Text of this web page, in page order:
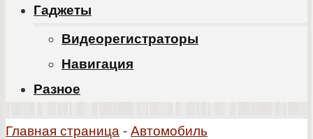
Гаджеты
Видеорегистраторы
Навигация
Разное
Главная страница - Автомобиль